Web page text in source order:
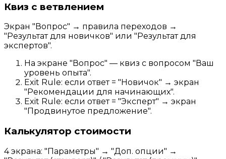
Квиз с ветвлением
Экран "Вопрос" → правила переходов →
"Результат для новичков" или "Результат для
экспертов".
На экране "Вопрос" — квиз с вопросом "Ваш
уровень опыта".
Exit Rule: если ответ = "Новичок" → экран
"Рекомендации для начинающих".
Exit Rule: если ответ = "Эксперт" → экран
"Продвинутое предложение".
Калькулятор стоимости
4 экрана: "Параметры" → "Доп. опции" →